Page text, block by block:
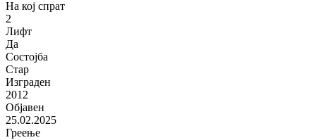
На кој спрат
2
Лифт
Да
Состојба
Стар
Изграден
2012
Објавен
25.02.2025
Греење